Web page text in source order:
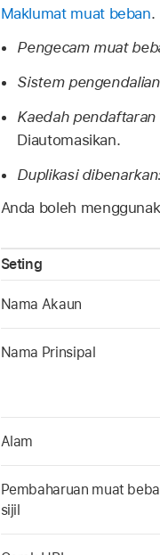
Maklumat muat beban.
Pengecam muat
Sistem
Kaedah
Diautomasikan.
Duplikasi
Anda boleh
Seting
Nama Akaun
Nama Prinsipal
Alam
Pembaharuan muat
sijil